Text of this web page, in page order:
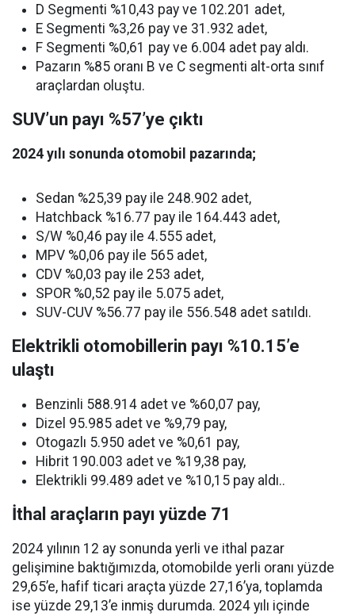
D Segmenti %10,43 pay ve 102.201 adet,
E Segmenti %3,26 pay ve 31.932 adet,
F Segmenti %0,61 pay ve 6.004 adet pay aldı.
Pazarın %85 oranı B ve C segmenti alt-orta sınıf
araçlardan oluştu.
SUV’un payı %57’ye çıktı
2024 yılı sonunda otomobil pazarında;
Sedan %25,39 pay ile 248.902 adet,
Hatchback %16.77 pay ile 164.443 adet,
S/W %0,46 pay ile 4.555 adet,
MPV %0,06 pay ile 565 adet,
CDV %0,03 pay ile 253 adet,
SPOR %0,52 pay ile 5.075 adet,
SUV-CUV %56.77 pay ile 556.548 adet satıldı.
Elektrikli otomobillerin payı %10.15’e
ulaştı
Benzinli 588.914 adet ve %60,07 pay,
Dizel 95.985 adet ve %9,79 pay,
Otogazlı 5.950 adet ve %0,61 pay,
Hibrit 190.003 adet ve %19,38 pay,
Elektrikli 99.489 adet ve %10,15 pay aldı..
İthal araçların payı yüzde 71
2024 yılının 12 ay sonunda yerli ve ithal pazar
gelişimine baktığımızda, otomobilde yerli oranı yüzde
29,65’e, hafif ticari araçta yüzde 27,16’ya, toplamda
ise yüzde 29,13’e inmiş durumda. 2024 yılı içinde